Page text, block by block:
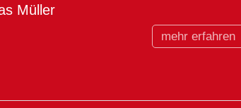
Müller
mehr erfahren